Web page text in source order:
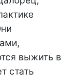
выжить в
стать